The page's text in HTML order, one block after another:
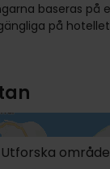
baseras på
på
Utforska